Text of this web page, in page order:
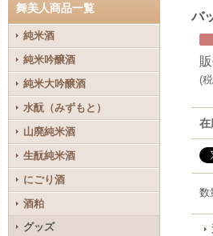
舞美人商品一覧
純米酒
純米吟醸酒
純米大吟醸酒
水酛（みずもと）
山廃純米酒
生酛純米酒
にごり酒
酒粕
グッズ
バ
(
在
数